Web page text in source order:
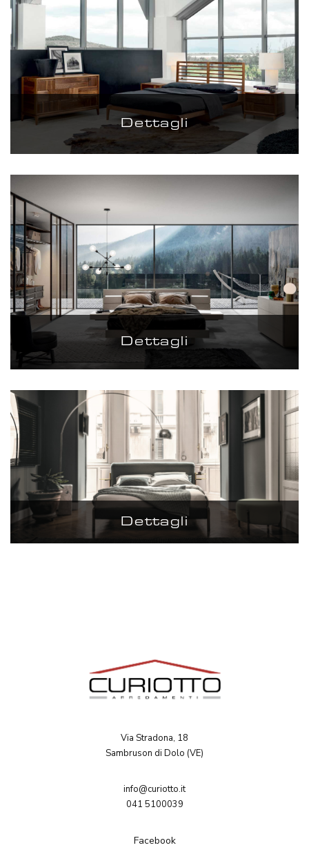
Dettagli
Dettagli
Dettagli
Via Stradona, 18
Sambruson di Dolo (VE)
info@curiotto.it
041 5100039
Facebook